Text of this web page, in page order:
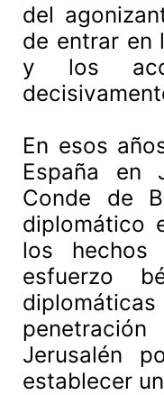
del
de entrar en
y los
En esos
España en
Conde de
diplomático
los hechos
esfuerzo
Jerusalén
establecer